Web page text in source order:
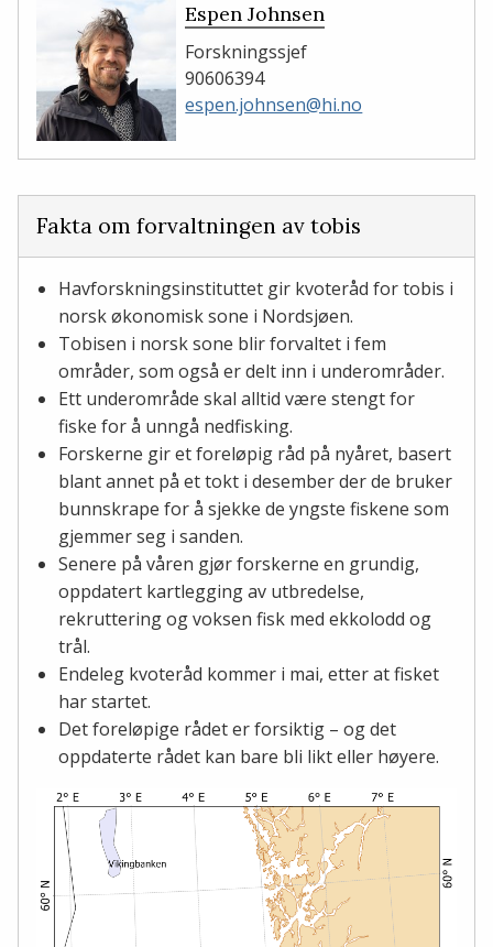
Espen Johnsen
Forskningssjef
90606394
espen.johnsen@hi.no
Fakta om forvaltningen av tobis
Havforskningsinstituttet gir kvoteråd for tobis i
norsk økonomisk sone i Nordsjøen.
Tobisen i norsk sone blir forvaltet i fem
områder, som også er delt inn i underområder.
Ett underområde skal alltid være stengt for
fiske for å unngå nedfisking.
Forskerne gir et foreløpig råd på nyåret, basert
blant annet på et tokt i desember der de bruker
bunnskrape for å sjekke de yngste fiskene som
gjemmer seg i sanden.
Senere på våren gjør forskerne en grundig,
oppdatert kartlegging av utbredelse,
rekruttering og voksen fisk med ekkolodd og
trål.
Endeleg kvoteråd kommer i mai, etter at fisket
har startet.
Det foreløpige rådet er forsiktig – og det
oppdaterte rådet kan bare bli likt eller høyere.